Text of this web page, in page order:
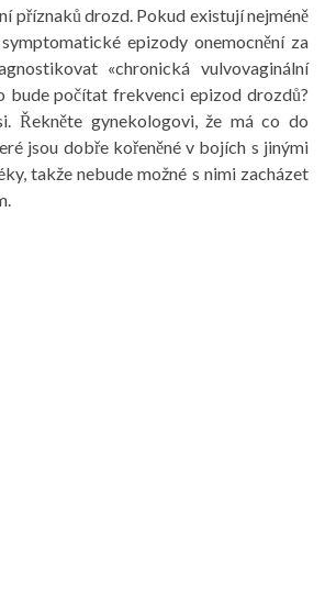
příznaků drozd. Pokud existují nejméně
epizody onemocnění za
«chronická vulvovaginální
bude počítat frekvenci epizod drozdů?
Řekněte gynekologovi, že má co do
jsou dobře kořeněné v bojích s jinými
takže nebude možné s nimi zacházet